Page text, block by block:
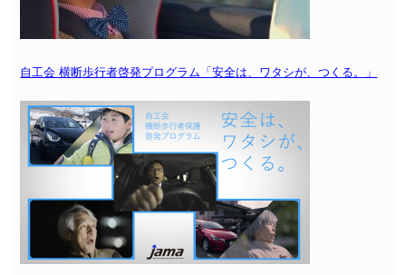
自工会 横断歩行者啓発プログラム「安全は、ワタシが、つくる。」